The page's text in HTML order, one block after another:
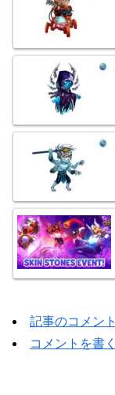
記事のコメント
コメントを書く